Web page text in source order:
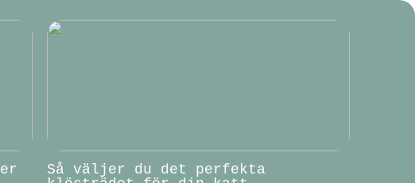
Så väljer du det perfekta